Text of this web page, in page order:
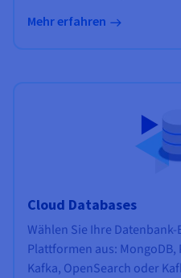
Mehr erfahren
Cloud Databases
Wählen Sie Ihre
Plattformen aus: MongoDB,
Kafka, OpenSearch oder